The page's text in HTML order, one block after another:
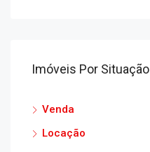
Imóveis Por Situação
Venda
Locação